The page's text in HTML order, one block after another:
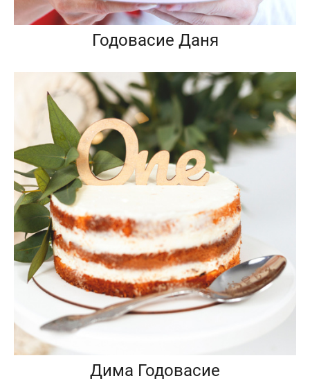
Годовасие Даня
Дима Годовасие